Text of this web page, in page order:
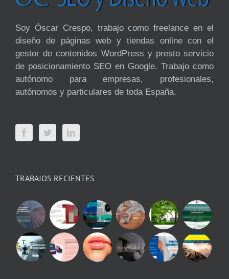
Soy Óscar Crespo, trabajo como freelance en el
diseño de páginas web y tiendas online con el
gestor de contenidos WordPress y presto servicio
de posicionamiento SEO en Google. Trabajo como
autónomo para empresas, profesionales,
autónomos y particulares de toda España.
TRABAJOS RECIENTES